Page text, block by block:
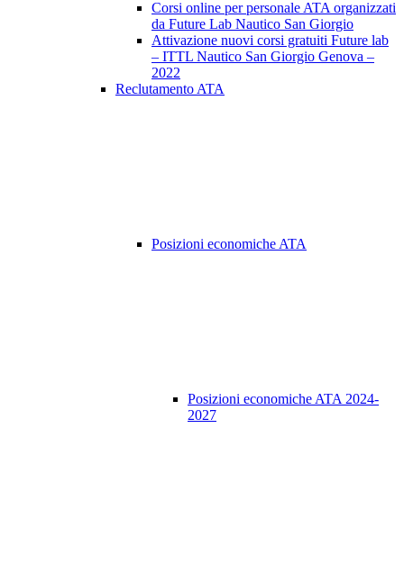
Corsi online per personale ATA organizzati
da Future Lab Nautico San Giorgio
Attivazione nuovi corsi gratuiti Future lab
– ITTL Nautico San Giorgio Genova –
2022
Reclutamento ATA
Posizioni economiche ATA
Posizioni economiche ATA 2024-
2027